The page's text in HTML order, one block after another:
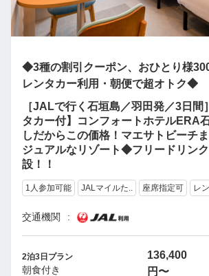
◆3種の割引クーポン、おひとり様
レンタカー利用・朝便で超オトク◆
［JALで行く石垣島／羽田発／3日間
タカー付】コンフォートホテルERA
しだからこの価格！マエサトビーチ
ジュアルなリゾート◆フリードリン
設！！
1人参加可能 JALマイルた.. 座席指定可 レ
交通機関
2泊3日プラン
朝食付き
136,400
円〜